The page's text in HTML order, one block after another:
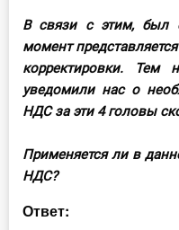
Кадры. Труд.
Учет по отраслям
Интернет-магазин
О Системе
В связи с этим, был
момент
корректировки. Тем
уведомили нас о
НДС за эти 4 головы
Применяется ли в
НДС?
Ответ: